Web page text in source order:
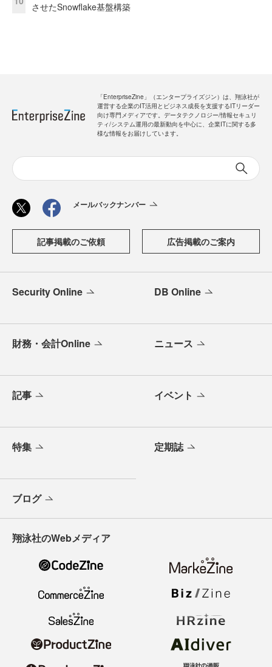
させたSnowflake基盤構築
「EnterpriseZine」（エンタープライズジン）は、翔泳社が
運営する企業のIT活用とビジネス成長を支援するITリーダー
向け専門メディアです。データテクノロジー/情報セキュリ
ティ/システム運用の最新動向を中心に、企業ITに関する多
様な情報をお届けしています。
メールバックナンバー
記事掲載のご依頼 広告掲載のご案内
Security Online DB Online
財務・会計Online ニュース
記事 イベント
特集 定期誌
ブログ
翔泳社のWebメディア